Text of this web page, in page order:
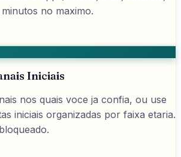
no maximo.
Iniciais
nos quais voce ja confia, ou use
iniciais organizadas por faixa etaria.